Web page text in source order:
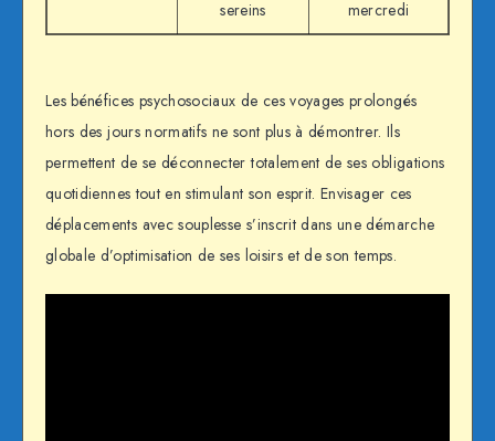
sereins
mercredi
Les bénéfices psychosociaux de ces voyages prolongés
hors des jours normatifs ne sont plus à démontrer. Ils
permettent de se déconnecter totalement de ses obligations
quotidiennes tout en stimulant son esprit. Envisager ces
déplacements avec souplesse s’inscrit dans une démarche
globale d’optimisation de ses loisirs et de son temps.